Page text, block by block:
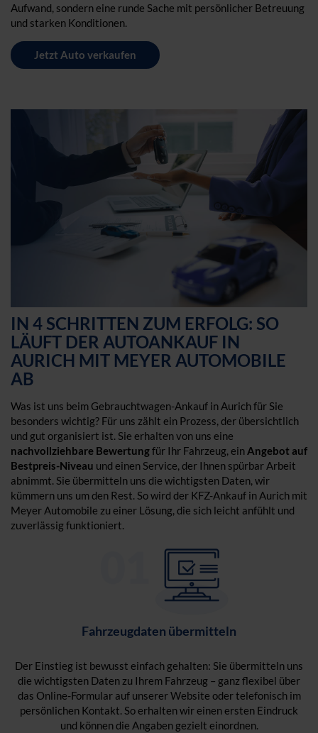
Aufwand, sondern eine runde Sache mit persönlicher Betreuung
und starken Konditionen.
Jetzt Auto verkaufen
IN 4 SCHRITTEN ZUM ERFOLG: SO
LÄUFT DER AUTOANKAUF IN
AURICH MIT MEYER AUTOMOBILE
AB
Was ist uns beim Gebrauchtwagen-Ankauf in Aurich für Sie
besonders wichtig? Für uns zählt ein Prozess, der übersichtlich
und gut organisiert ist. Sie erhalten von uns eine
nachvollziehbare Bewertungfür Ihr Fahrzeug, einAngebot auf
Bestpreis-Niveau und einen Service, der Ihnen spürbar Arbeit
abnimmt. Sie übermitteln uns die wichtigsten Daten, wir
kümmern uns um den Rest. So wird der KFZ-Ankauf in Aurich mit
Meyer Automobile zu einer Lösung, die sich leicht anfühlt und
zuverlässig funktioniert.
Fahrzeugdaten übermitteln
Der Einstieg ist bewusst einfach gehalten: Sie übermitteln uns
die wichtigsten Daten zu Ihrem Fahrzeug – ganz flexibel über
das Online-Formular auf unserer Website oder telefonisch im
persönlichen Kontakt. So erhalten wir einen ersten Eindruck
und können die Angaben gezielt einordnen.